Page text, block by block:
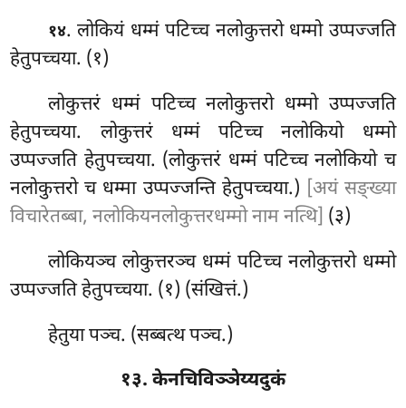
१४. लोकियं धम्मं पटिच्च नलोकुत्तरो धम्मो उप्पज्जति
हेतुपच्चया. (१)
लोकुत्तरं धम्मं पटिच्च नलोकुत्तरो धम्मो उप्पज्जति
हेतुपच्चया. लोकुत्तरं धम्मं पटिच्च नलोकियो धम्मो
उप्पज्जति हेतुपच्चया. (लोकुत्तरं धम्मं पटिच्च नलोकियो च
नलोकुत्तरो च धम्मा उप्पज्जन्ति हेतुपच्चया.) [अयं सङ्ख्या
विचारेतब्बा, नलोकियनलोकुत्तरधम्मो नाम नत्थि] (३)
लोकियञ्च लोकुत्तरञ्च धम्मं पटिच्च नलोकुत्तरो धम्मो
उप्पज्जतिहेतुपच्चया. (१) (संखित्तं.)
हेतुया पञ्च. (सब्बत्थ पञ्च.)
१३. केनचिविञ्ञेय्यदुकं